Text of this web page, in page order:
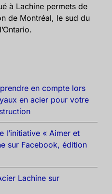
à Lachine permets de
de Montréal, le sud du
en compte lors
en acier pour votre
l’initiative « Aimer et
sur Facebook, édition
Lachine sur